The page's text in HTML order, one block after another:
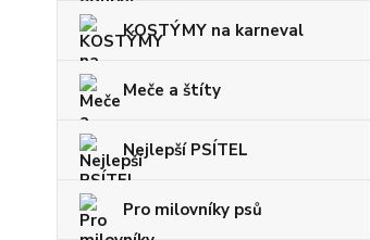
KOSTÝMY na karneval
Meče a štíty
Nejlepší PSÍTEL
Pro milovníky psů